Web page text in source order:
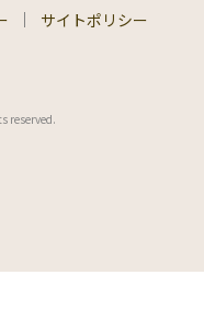
サイトポリシー
reserved.